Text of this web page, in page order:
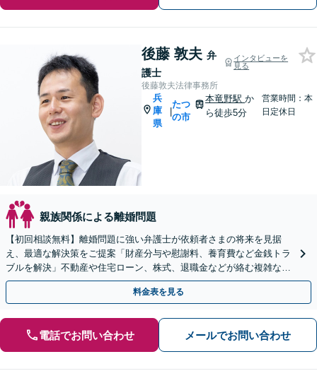
後藤 敦夫 弁
護士
インタビューを
見る
後藤敦夫法律事務所
兵
庫
県
|
たつ
の市
本竜野駅か
ら徒歩5分
営業時間：本
日定休日
親族関係による離婚問題
【初回相談無料】離婚問題に強い弁護士が依頼者さまの将来を見据
え、最適な解決策をご提案「財産分与や慰謝料、養育費など金銭トラ
ブルを解決」不動産や住宅ローン、株式、退職金などが絡む複雑な問
題もお任せください【子連れ相談可】【本竜野駅5分】
料金表を見る
電話でお問い合わせ メールでお問い合わせ